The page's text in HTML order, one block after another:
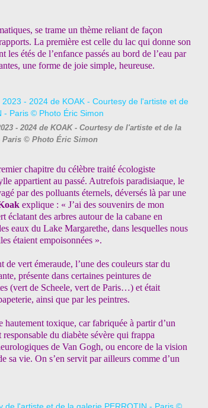
se trame un thème reliant de façon
La première est celle du lac qui donne son
étés de l’enfance passés au bord de l’eau par
une forme de joie simple, heureuse.
- 2024 de KOAK - Courtesy de l'artiste et de la
Paris © Photo Éric Simon
chapitre du célèbre traité écologiste
appartient au passé. Autrefois paradisiaque, le
par des polluants éternels, déversés là par une
explique : « J’ai des souvenirs de mon
des arbres autour de la cabane en
eaux du Lake Margarethe, dans lesquelles nous
étaient empoisonnées ».
vert émeraude, l’une des couleurs star du
présente dans certaines peintures de
(vert de Scheele, vert de Paris…) et était
ainsi que par les peintres.
toxique, car fabriquée à partir d’un
du diabète sévère qui frappa
de Van Gogh, ou encore de la vision
sa vie. On s’en servit par ailleurs comme d’un